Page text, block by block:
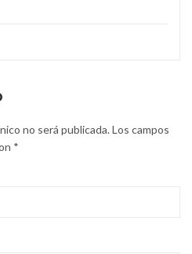
no será publicada.Los campos
*